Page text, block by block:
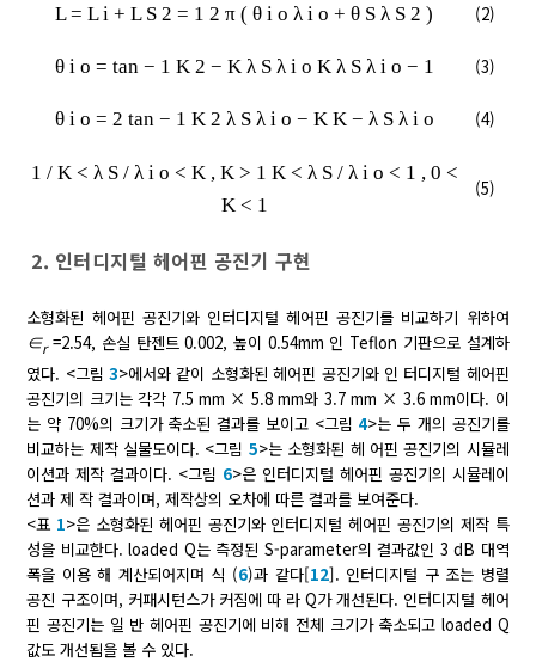
L = L i + L S 2 = 1 2 π ( θ i o λ i o + θ S λ S 2 ) (2)
θ i o = tan − 1 K 2 − K λ S λ i o K λ S λ i o − 1 (3)
θ i o = 2 tan − 1 K 2 λ S λ i o − K K − λ S λ i o (4)
1 / K < λ S / λ i o < K , K > 1 K < λ S / λ i o < 1 , 0 <
K < 1
(5)
2. 인터디지털 헤어핀 공진기 구현
소형화된 헤어핀 공진기와 인터디지털 헤어핀 공진기를 비교하기 위하여
∈r=2.54, 손실 탄젠트 0.002, 높이 0.54mm 인 Teflon 기판으로 설계하
였다. <그림3>에서와 같이 소형화된 헤어핀 공진기와 인 터디지털 헤어핀
공진기의 크기는 각각 7.5 mm × 5.8 mm와 3.7 mm × 3.6 mm이다. 이
는 약 70%의 크기가 축소된 결과를 보이고 <그림 4>는 두 개의 공진기를
비교하는 제작 실물도이다. <그림 5>는 소형화된 헤 어핀 공진기의 시뮬레
이션과 제작 결과이다. <그림 6>은 인터디지털 헤어핀 공진기의 시뮬레이
션과 제 작 결과이며, 제작상의 오차에 따른 결과를 보여준다.
<표 1>은 소형화된 헤어핀 공진기와 인터디지털 헤어핀 공진기의 제작 특
성을 비교한다. loaded Q는 측정된 S-parameter의 결과값인 3 dB 대역
폭을 이용 해 계산되어지며 식 (6)과 같다[12]. 인터디지털 구 조는 병렬
공진 구조이며, 커패시턴스가 커짐에 따 라 Q가 개선된다. 인터디지털 헤어
핀 공진기는 일 반 헤어핀 공진기에 비해 전체 크기가 축소되고 loaded Q
값도 개선됨을 볼 수 있다.